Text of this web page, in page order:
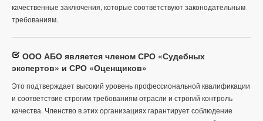
качественные заключения, которые соответствуют законодательным
требованиям.
ООО АБО является членом СРО «Судебных
экспертов» и СРО «Оценщиков»
Это подтверждает высокий уровень профессиональной квалификации
и соответствие строгим требованиям отрасли и строгий контроль
качества. Членство в этих организациях гарантирует соблюдение